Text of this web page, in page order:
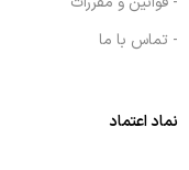
- تماس با ما
نماد اعتماد